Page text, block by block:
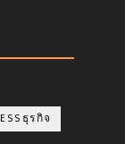
ธุรกิจ